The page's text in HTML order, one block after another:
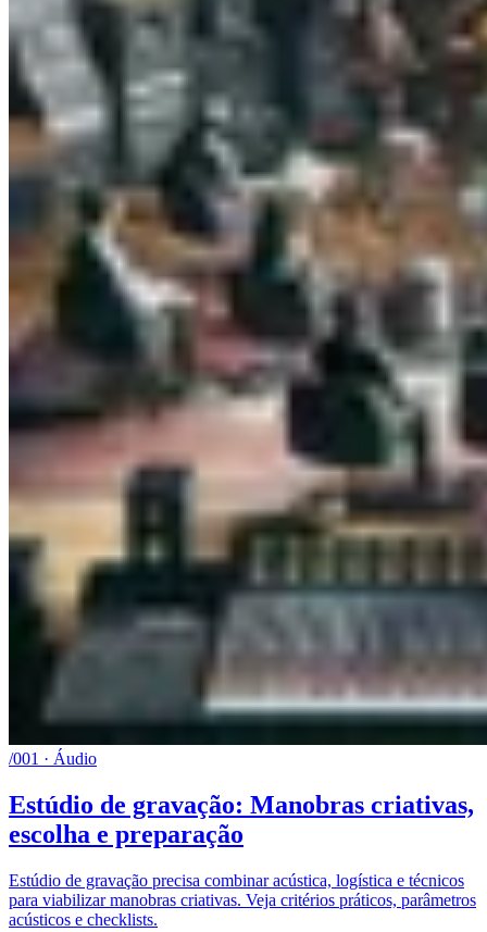
/001 · Áudio
Estúdio de gravação: Manobras criativas,
escolha e preparação
Estúdio de gravação precisa combinar acústica, logística e técnicos
para viabilizar manobras criativas. Veja critérios práticos, parâmetros
acústicos e checklists.